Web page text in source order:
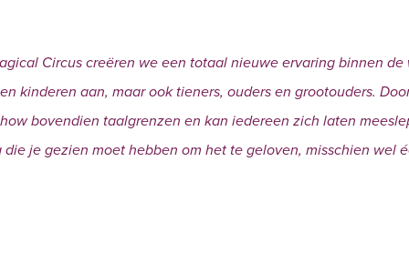
Circus creëren we een totaal nieuwe ervaring binnen
kinderen aan, maar ook tieners, ouders en grootouders.
bovendien taalgrenzen en kan iedereen zich laten
je gezien moet hebben om het te geloven, misschien wel